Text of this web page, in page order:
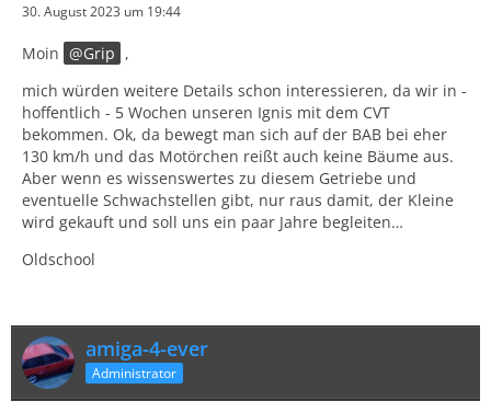
30. August 2023 um 19:44
Moin Grip ,
mich würden weitere Details schon interessieren, da wir in -
hoffentlich - 5 Wochen unseren Ignis mit dem CVT
bekommen. Ok, da bewegt man sich auf der BAB bei eher
130 km/h und das Motörchen reißt auch keine Bäume aus.
Aber wenn es wissenswertes zu diesem Getriebe und
eventuelle Schwachstellen gibt, nur raus damit, der Kleine
wird gekauft und soll uns ein paar Jahre begleiten…
Oldschool
amiga-4-ever
Administrator